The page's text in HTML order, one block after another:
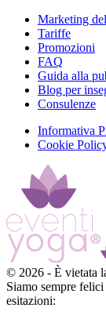
Marketing
Tariffe
Promozioni
FAQ
Guida alla
Blog per
Consulenze
Informativa
Cookie
© 2026 - È vietata
Siamo sempre
esitazioni: